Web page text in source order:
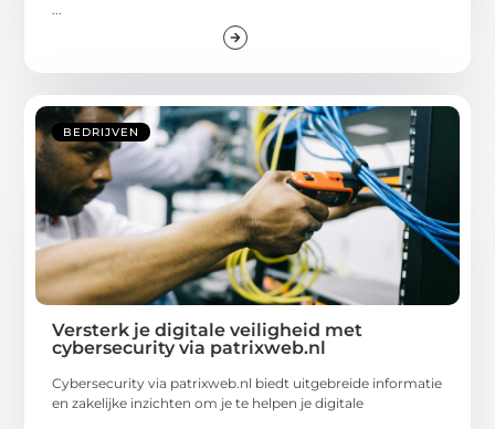
...
BEDRIJVEN
Versterk je digitale veiligheid met
cybersecurity via patrixweb.nl
Cybersecurity via patrixweb.nl biedt uitgebreide informatie
en zakelijke inzichten om je te helpen je digitale